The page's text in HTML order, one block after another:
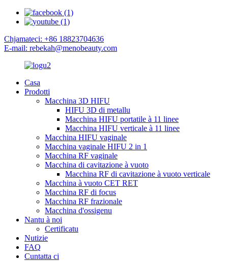
Chjamateci: +86 18823704636
E-mail: rebekah@menobeauty.com
Casa
Prodotti
Macchina 3D HIFU
HIFU 3D di metallu
Macchina HIFU portatile à 11 linee
Macchina HIFU verticale à 11 linee
Macchina HIFU vaginale
Macchina vaginale HIFU 2 in 1
Macchina RF vaginale
Macchina di cavitazione à vuoto
Macchina RF di cavitazione à vuoto verticale
Macchina à vuoto CET RET
Macchina RF di focus
Macchina RF frazionale
Macchina d'ossigenu
Nantu à noi
Certificatu
Nutizie
FAQ
Cuntatta ci